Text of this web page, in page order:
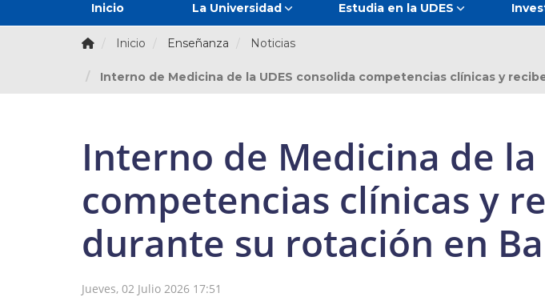
Inicio La Universidad Estudia en la UDES
Inicio Enseñanza Noticias
Interno de Medicina de la UDES consolida competencias clínicas y
Interno de Medicina de la
competencias clínicas y
durante su rotación en
Jueves, 02 Julio 2026 17:51